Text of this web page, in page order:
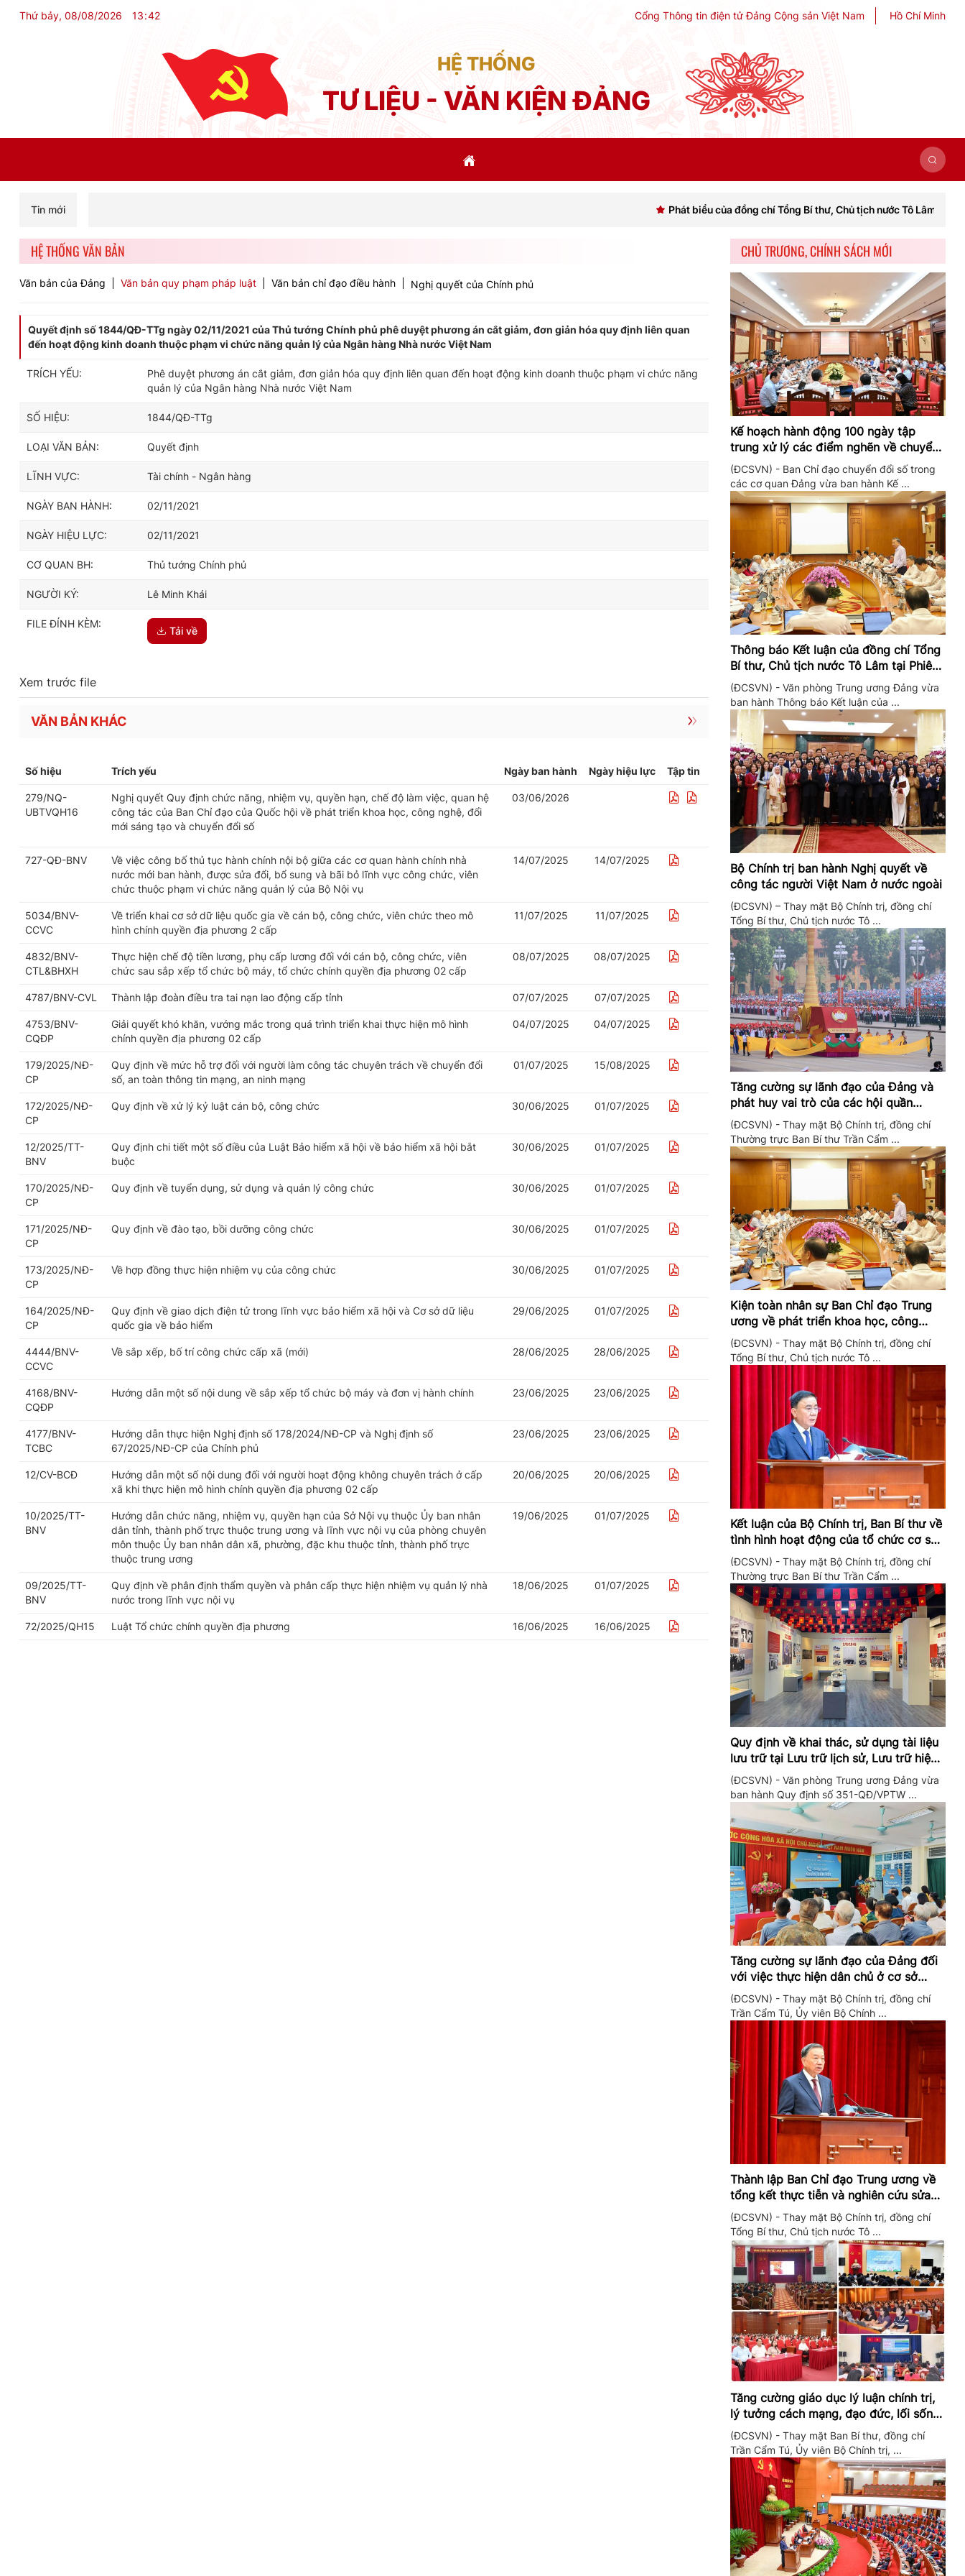
Thứ bảy, 08/08/2026 13:42 Cổng Thông tin điện tử Đảng Cộng sản Việt Nam Hồ Chí Minh
HỆ THỐNG
TƯ LIỆU - VĂN KIỆN ĐẢNG
Tin mới Phát biểu của đồng chí Tổng Bí thư, Chủ tịch nước Tô Lâm khai mạc Hội
HỆ THỐNG VĂN BẢN
Văn bản của Đảng Văn bản quy phạm pháp luật Văn bản chỉ đạo điều hành Nghị quyết của Chính phủ
Quyết định số 1844/QĐ-TTg ngày 02/11/2021 của Thủ tướng Chính phủ phê duyệt phương án cắt giảm, đơn giản hóa quy định liên quan
đến hoạt động kinh doanh thuộc phạm vi chức năng quản lý của Ngân hàng Nhà nước Việt Nam
TRÍCH YẾU:
Phê duyệt phương án cắt giảm, đơn giản hóa quy định liên quan đến hoạt động kinh doanh thuộc phạm vi chức năng
quản lý của Ngân hàng Nhà nước Việt Nam
SỐ HIỆU: 1844/QĐ-TTg
LOẠI VĂN BẢN: Quyết định
LĨNH VỰC: Tài chính - Ngân hàng
NGÀY BAN HÀNH: 02/11/2021
NGÀY HIỆU LỰC: 02/11/2021
CƠ QUAN BH: Thủ tướng Chính phủ
NGƯỜI KÝ: Lê Minh Khái
FILE ĐÍNH KÈM:
Tải về
Xem trước file
VĂN BẢN KHÁC
Số hiệu Trích yếu Ngày ban hành Ngày hiệu lực Tập tin
279/NQ-
UBTVQH16
Nghị quyết Quy định chức năng, nhiệm vụ, quyền hạn, chế độ làm việc, quan hệ
công tác của Ban Chỉ đạo của Quốc hội về phát triển khoa học, công nghệ, đổi
mới sáng tạo và chuyển đổi số
03/06/2026
727-QĐ-BNV
Về việc công bố thủ tục hành chính nội bộ giữa các cơ quan hành chính nhà
nước mới ban hành, được sửa đổi, bổ sung và bãi bỏ lĩnh vực công chức, viên
chức thuộc phạm vi chức năng quản lý của Bộ Nội vụ
14/07/2025 14/07/2025
5034/BNV-
CCVC
Về triển khai cơ sở dữ liệu quốc gia về cán bộ, công chức, viên chức theo mô
hình chính quyền địa phương 2 cấp
11/07/2025 11/07/2025
4832/BNV-
CTL&BHXH
Thực hiện chế độ tiền lương, phụ cấp lương đối với cán bộ, công chức, viên
chức sau sắp xếp tổ chức bộ máy, tổ chức chính quyền địa phương 02 cấp
08/07/2025 08/07/2025
4787/BNV-CVL Thành lập đoàn điều tra tai nạn lao động cấp tỉnh 07/07/2025 07/07/2025
4753/BNV-
CQĐP
Giải quyết khó khăn, vướng mắc trong quá trình triển khai thực hiện mô hình
chính quyền địa phương 02 cấp
04/07/2025 04/07/2025
179/2025/NĐ-
CP
Quy định về mức hỗ trợ đối với người làm công tác chuyên trách về chuyển đổi
số, an toàn thông tin mạng, an ninh mạng
01/07/2025 15/08/2025
172/2025/NĐ-
CP
Quy định về xử lý kỷ luật cán bộ, công chức 30/06/2025 01/07/2025
12/2025/TT-
BNV
Quy định chi tiết một số điều của Luật Bảo hiểm xã hội về bảo hiểm xã hội bắt
buộc
30/06/2025 01/07/2025
170/2025/NĐ-
CP
Quy định về tuyển dụng, sử dụng và quản lý công chức 30/06/2025 01/07/2025
171/2025/NĐ-
CP
Quy định về đào tạo, bồi dưỡng công chức 30/06/2025 01/07/2025
173/2025/NĐ-
CP
Về hợp đồng thực hiện nhiệm vụ của công chức 30/06/2025 01/07/2025
164/2025/NĐ-
CP
Quy định về giao dịch điện tử trong lĩnh vực bảo hiểm xã hội và Cơ sở dữ liệu
quốc gia về bảo hiểm
29/06/2025 01/07/2025
4444/BNV-
CCVC
Về sắp xếp, bố trí công chức cấp xã (mới) 28/06/2025 28/06/2025
4168/BNV-
CQĐP
Hướng dẫn một số nội dung về sắp xếp tổ chức bộ máy và đơn vị hành chính 23/06/2025 23/06/2025
4177/BNV-
TCBC
Hướng dẫn thực hiện Nghị định số 178/2024/NĐ-CP và Nghị định số
67/2025/NĐ-CP của Chính phủ
23/06/2025 23/06/2025
12/CV-BCĐ
Hướng dẫn một số nội dung đối với người hoạt động không chuyên trách ở cấp
xã khi thực hiện mô hình chính quyền địa phương 02 cấp
20/06/2025 20/06/2025
10/2025/TT-
BNV
Hướng dẫn chức năng, nhiệm vụ, quyền hạn của Sở Nội vụ thuộc Ủy ban nhân
dân tỉnh, thành phố trực thuộc trung ương và lĩnh vực nội vụ của phòng chuyên
môn thuộc Ủy ban nhân dân xã, phường, đặc khu thuộc tỉnh, thành phố trực
thuộc trung ương
19/06/2025 01/07/2025
09/2025/TT-
BNV
Quy định về phân định thẩm quyền và phân cấp thực hiện nhiệm vụ quản lý nhà
nước trong lĩnh vực nội vụ
18/06/2025 01/07/2025
72/2025/QH15 Luật Tổ chức chính quyền địa phương 16/06/2025 16/06/2025
CHỦ TRƯƠNG, CHÍNH SÁCH MỚI
Kế hoạch hành động 100 ngày tập
trung xử lý các điểm nghẽn về chuyển
đổi số trong các cơ quan Đảng
(ĐCSVN) - Ban Chỉ đạo chuyển đổi số trong
các cơ quan Đảng vừa ban hành Kế ...
Thông báo Kết luận của đồng chí Tổng
Bí thư, Chủ tịch nước Tô Lâm tại Phiên
họp Ban Chỉ đạo Trung ương thực hiện
Nghị quyết 57
(ĐCSVN) - Văn phòng Trung ương Đảng vừa
ban hành Thông báo Kết luận của ...
Bộ Chính trị ban hành Nghị quyết về
công tác người Việt Nam ở nước ngoài
(ĐCSVN) – Thay mặt Bộ Chính trị, đồng chí
Tổng Bí thư, Chủ tịch nước Tô ...
Tăng cường sự lãnh đạo của Đảng và
phát huy vai trò của các hội quần
chúng trong giai đoạn phát triển mới
(ĐCSVN) - Thay mặt Bộ Chính trị, đồng chí
Thường trực Ban Bí thư Trần Cẩm ...
Kiện toàn nhân sự Ban Chỉ đạo Trung
ương về phát triển khoa học, công
nghệ, đổi mới sáng tạo và chuyển đổi
số
(ĐCSVN) - Thay mặt Bộ Chính trị, đồng chí
Tổng Bí thư, Chủ tịch nước Tô ...
Kết luận của Bộ Chính trị, Ban Bí thư về
tình hình hoạt động của tổ chức cơ sở
đảng trong quý II/2026
(ĐCSVN) - Thay mặt Bộ Chính trị, đồng chí
Thường trực Ban Bí thư Trần Cẩm ...
Quy định về khai thác, sử dụng tài liệu
lưu trữ tại Lưu trữ lịch sử, Lưu trữ hiện
hành của Trung ương Đảng và Văn
phòng Trung ương Đảng
(ĐCSVN) - Văn phòng Trung ương Đảng vừa
ban hành Quy định số 351-QĐ/VPTW ...
Tăng cường sự lãnh đạo của Đảng đối
với việc thực hiện dân chủ ở cơ sở
trong giai đoạn mới
(ĐCSVN) - Thay mặt Bộ Chính trị, đồng chí
Trần Cẩm Tú, Ủy viên Bộ Chính ...
Thành lập Ban Chỉ đạo Trung ương về
tổng kết thực tiễn và nghiên cứu sửa
đổi, bổ sung Điều lệ Đảng
(ĐCSVN) - Thay mặt Bộ Chính trị, đồng chí
Tổng Bí thư, Chủ tịch nước Tô ...
Tăng cường giáo dục lý luận chính trị,
lý tưởng cách mạng, đạo đức, lối sống,
ý thức công dân trong hệ thống giáo
dục quốc dân
(ĐCSVN) - Thay mặt Ban Bí thư, đồng chí
Trần Cẩm Tú, Ủy viên Bộ Chính trị, ...